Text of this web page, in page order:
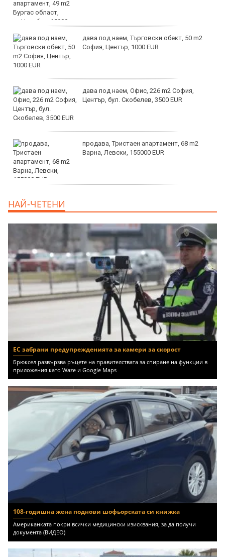
дава под наем, Търговски обект, 50 m2
София, Център, 1000 EUR
дава под наем, Офис, 226 m2 София,
Център, бул. Скобелев, 3500 EUR
продава, Тристаен апартамент, 68 m2
Варна, Левски, 155000 EUR
НАЙ-ЧЕТЕНИ
ЕС забрани предупрежденията за камери за скорост
Брюксел развързва ръцете на правителствата за спиране на функции в
приложения като Waze и Google Maps
108-годишна жена поднови шофьорската си книжка
Американката покри всички медицински изисквания, за да получи
документа (ВИДЕО)